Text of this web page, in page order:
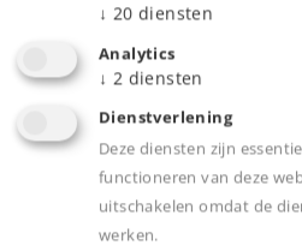
Dealer zoeken
Downloads
Onderdelen bestellen
↓ 20 diensten
Analytics
↓ 2 diensten
Dienstverlening
Deze diensten zijn
functioneren van deze
uitschakelen omdat de
werken.